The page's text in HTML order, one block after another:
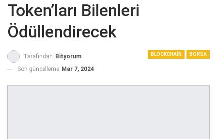
Token’ları Bilenleri
Ödüllendirecek
BLOCKCHAIN BORSA
Tarafından Bityorum
Son güncelleme Mar 7, 2024